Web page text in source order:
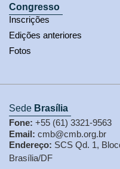
Congresso
Inscrições
Edições anteriores
Fotos
Sede Brasília
Fone: +55 (61) 3321-9563
Email: cmb@cmb.org.br
Endereço: SCS Qd. 1,
Brasília/DF